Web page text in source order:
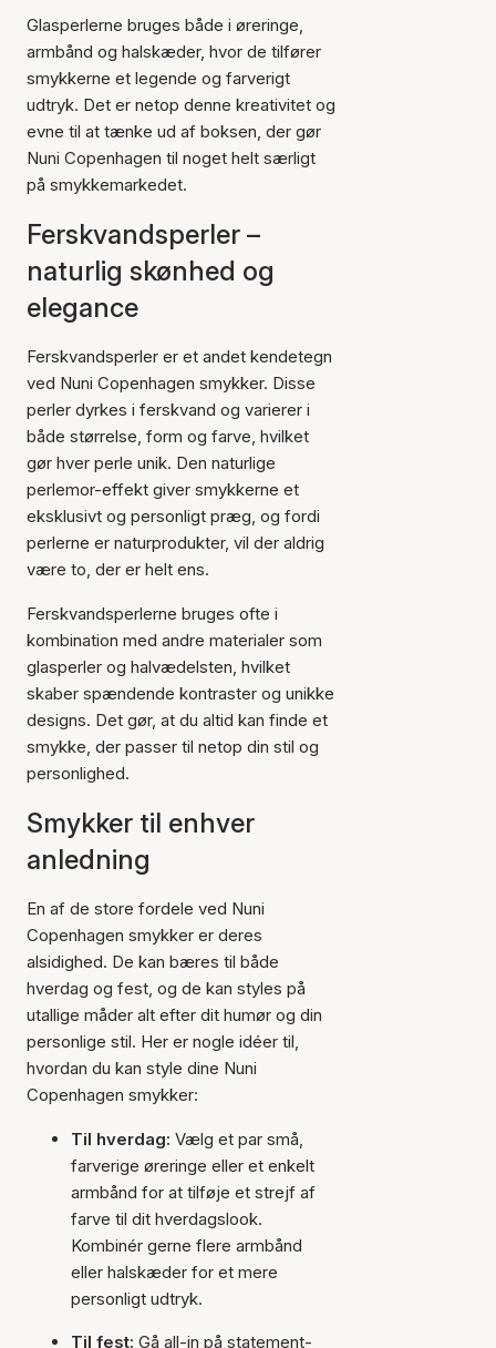
Glasperlerne bruges både i øreringe,
armbånd og halskæder, hvor de tilfører
smykkerne et legende og farverigt
udtryk. Det er netop denne kreativitet og
evne til at tænke ud af boksen, der gør
Nuni Copenhagen til noget helt særligt
på smykkemarkedet.
Ferskvandsperler –
naturlig skønhed og
elegance
Ferskvandsperler er et andet kendetegn
ved Nuni Copenhagen smykker. Disse
perler dyrkes i ferskvand og varierer i
både størrelse, form og farve, hvilket
gør hver perle unik. Den naturlige
perlemor-effekt giver smykkerne et
eksklusivt og personligt præg, og fordi
perlerne er naturprodukter, vil der aldrig
være to, der er helt ens.
Ferskvandsperlerne bruges ofte i
kombination med andre materialer som
glasperler og halvædelsten, hvilket
skaber spændende kontraster og unikke
designs. Det gør, at du altid kan finde et
smykke, der passer til netop din stil og
personlighed.
Smykker til enhver
anledning
En af de store fordele ved Nuni
Copenhagen smykker er deres
alsidighed. De kan bæres til både
hverdag og fest, og de kan styles på
utallige måder alt efter dit humør og din
personlige stil. Her er nogle idéer til,
hvordan du kan style dine Nuni
Copenhagen smykker:
Til hverdag: Vælg et par små,
farverige øreringe eller et enkelt
armbånd for at tilføje et strejf af
farve til dit hverdagslook.
Kombinér gerne flere armbånd
eller halskæder for et mere
personligt udtryk.
Til fest: Gå all-in på statement-